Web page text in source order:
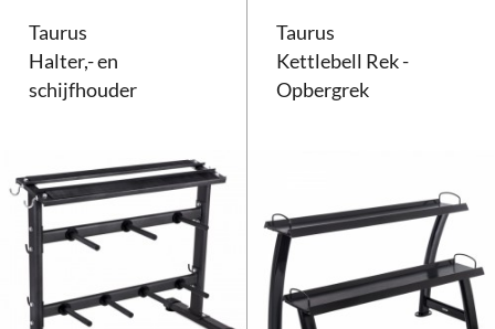
Taurus
Halter,- en
schijfhouder
Taurus
Kettlebell Rek -
Opbergrek